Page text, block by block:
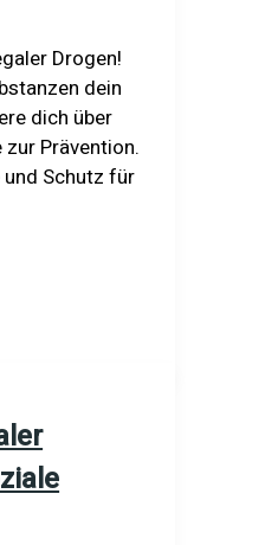
Drogen!
dein
dich über
Prävention.
Schutz für